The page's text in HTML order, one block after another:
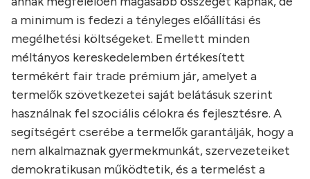
a minimum is fedezi a tényleges előállítási és
megélhetési költségeket. Emellett minden
méltányos kereskedelemben értékesített
termékért fair trade prémium jár, amelyet a
termelők szövetkezetei saját belátásuk szerint
használnak fel szociális célokra és fejlesztésre. A
segítségért cserébe a termelők garantálják, hogy a
nem alkalmaznak gyermekmunkát, szervezeteiket
demokratikusan működtetik, és a termelést a